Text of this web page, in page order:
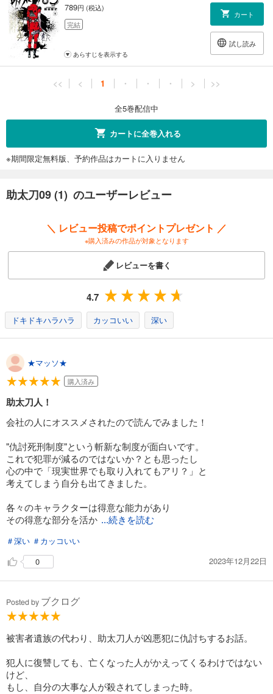
789円 (税込)
完結
カート
試し読み
あらすじを表示する
<< < 1 ・ ・ ・ > >>
全5巻配信中
カートに全巻入れる
※期間限定無料版、予約作品はカートに入りません
助太刀09 (1) のユーザーレビュー
＼ レビュー投稿でポイントプレゼント ／
※購入済みの作品が対象となります
レビューを書く
4.7
ドキドキハラハラ カッコいい 深い
★マッソ★
購入済み
助太刀人！
会社の人にオススメされたので読んでみました！
"仇討死刑制度"という斬新な制度が面白いです。
これで犯罪が減るのではないか？とも思ったし
心の中で「現実世界でも取り入れてもアリ？」と
考えてしまう自分も出てきました。
各々のキャラクターは得意な能力があり
その得意な部分を活か ...続きを読む
＃深い ＃カッコいい
0
2023年12月22日
Posted by ブクログ
被害者遺族の代わり、助太刀人が凶悪犯に仇討ちするお話。
犯人に復讐しても、亡くなった人がかえってくるわけではない
けど、
もし、自分の大事な人が殺されてしまった時。